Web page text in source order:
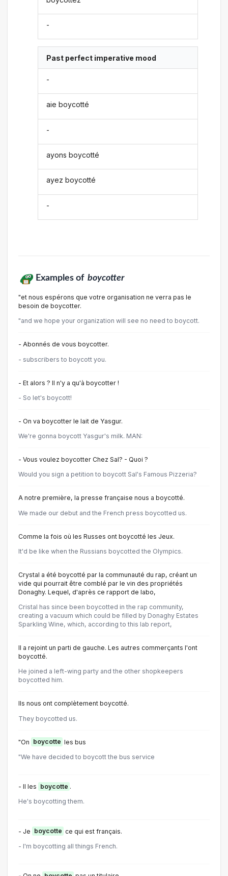
-
Past perfect imperative mood
-
aie boycotté
-
ayons boycotté
ayez boycotté
-
Examples of boycotter
"et nous espérons que votre organisation ne verra pas le
besoin de boycotter.
"and we hope your organization will see no need to boycott.
- Abonnés de vous boycotter.
- subscribers to boycott you.
- Et alors ? Il n'y a qu'à boycotter !
- So let's boycott!
- On va boycotter le lait de Yasgur.
We're gonna boycott Yasgur's milk. MAN:
- Vous voulez boycotter Chez Sal? - Quoi ?
Would you sign a petition to boycott Sal's Famous Pizzeria?
A notre première, la presse française nous a boycotté.
We made our debut and the French press boycotted us.
Comme la fois où les Russes ont boycotté les Jeux.
It'd be like when the Russians boycotted the Olympics.
Crystal a été boycotté par la communauté du rap, créant un
vide qui pourrait être comblé par le vin des propriétés
Donaghy. Lequel, d'après ce rapport de labo,
Cristal has since been boycotted in the rap community,
creating a vacuum which could be filled by Donaghy Estates
Sparkling Wine, which, according to this lab report,
Il a rejoint un parti de gauche. Les autres commerçants l'ont
boycotté.
He joined a left-wing party and the other shopkeepers
boycotted him.
Ils nous ont complètement boycotté.
They boycotted us.
"On boycotte les bus
"We have decided to boycott the bus service
- Il les boycotte .
He's boycotting them.
- Je boycotte ce qui est français.
- I'm boycotting all things French.